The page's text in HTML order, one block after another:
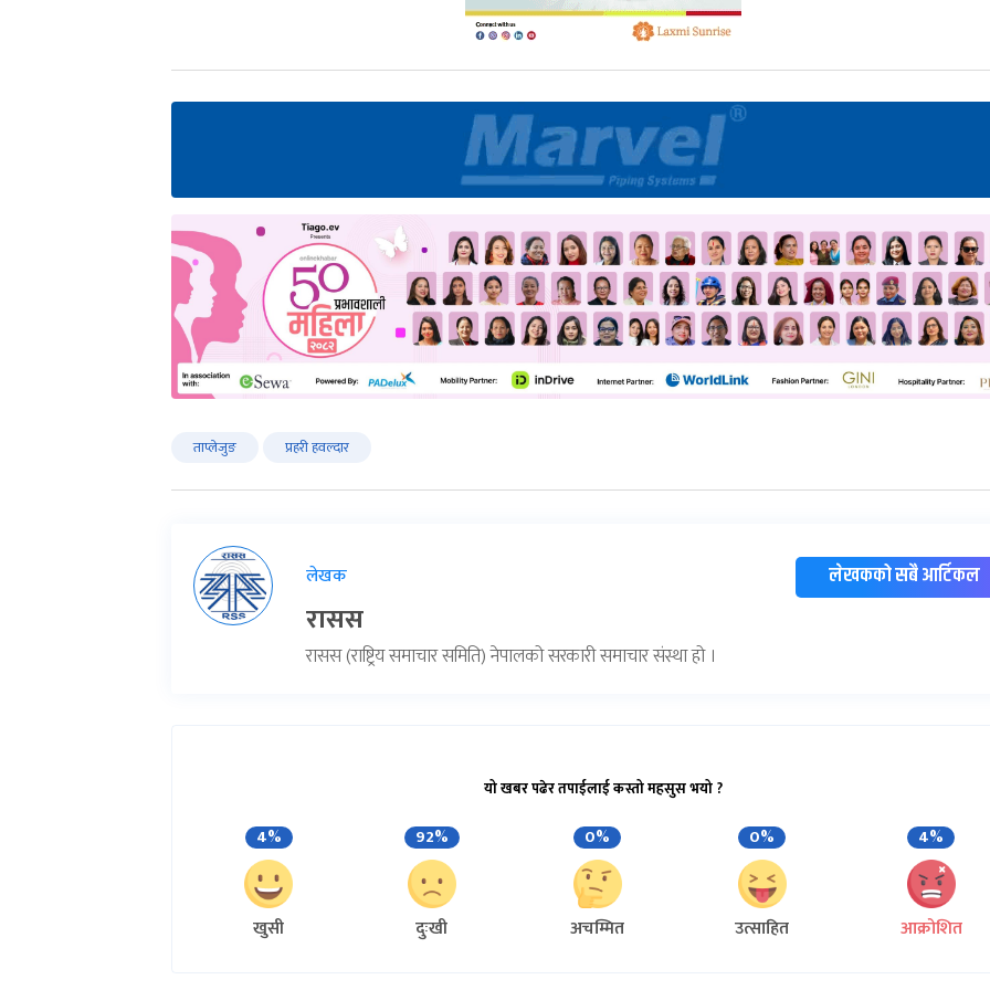
ताप्लेजुङ प्रहरी हवल्दार
लेखक
रासस
रासस (राष्ट्रिय समाचार समिति) नेपालको सरकारी समाचार संस्था हो ।
लेखकको सबै आर्टिकल
यो खबर पढेर तपाईलाई कस्तो महसुस भयो ?
4%
खुसी
92%
दुःखी
0%
अचम्मित
0%
उत्साहित
4%
आक्रोशित